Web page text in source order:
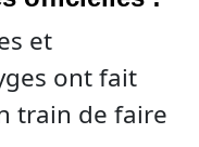
et
ont fait
train de faire